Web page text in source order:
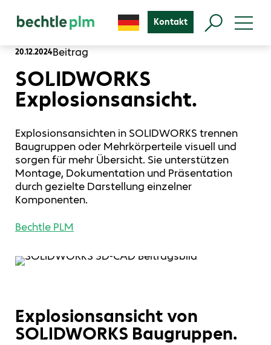
Kontakt
20.12.2024Beitrag
SOLIDWORKS
Explosionsansicht.
Explosionsansichten in SOLIDWORKS trennen
Baugruppen oder Mehrkörperteile visuell und
sorgen für mehr Übersicht. Sie unterstützen
Montage, Dokumentation und Präsentation
durch gezielte Darstellung einzelner
Komponenten.
Bechtle PLM
Explosionsansicht von
SOLIDWORKS Baugruppen.